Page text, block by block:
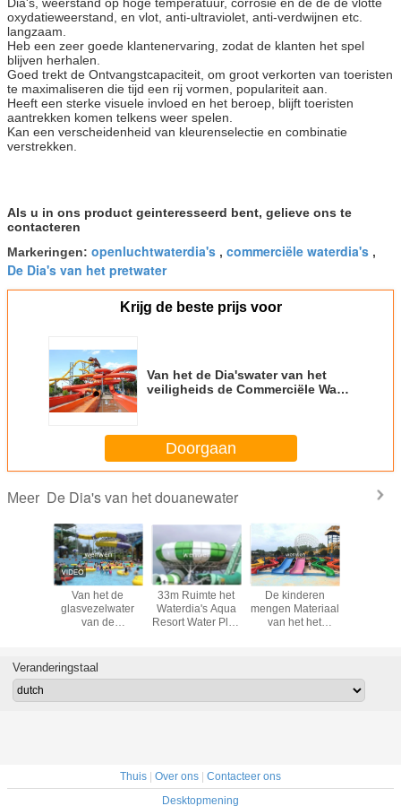
oxydatieweerstand, en vlot, anti-ultraviolet, anti-verdwijnen etc.
langzaam.
Heb een zeer goede klantenervaring, zodat de klanten het spel
blijven herhalen.
Goed trekt de Ontvangstcapaciteit, om groot verkorten van toeristen
te maximaliseren die tijd een rij vormen, populariteit aan.
Heeft een sterke visuele invloed en het beroep, blijft toeristen
aantrekken komen telkens weer spelen.
Kan een verscheidenheid van kleurenselectie en combinatie
verstrekken.
Als u in ons product geinteresseerd bent, gelieve ons te
contacteren
Markeringen: openluchtwaterdia's , commerciële waterdia's ,
De Dia's van het pretwater
Krijg de beste prijs voor
Van het de Dia'swater van het
veiligheids de Commerciële Water
Doorgaan
Meer De Dia's van het douanewater
Van het de
glasvezelwater
van de
dia's Volwassen
Bevorderende
33m Ruimte het
Waterdia's Aqua
Resort Water Play
De kinderen
mengen Materiaal
van het het
Kleurenglasvezel
Veranderingstaal
Thuis Over ons
Contacteer ons
Desktopmening